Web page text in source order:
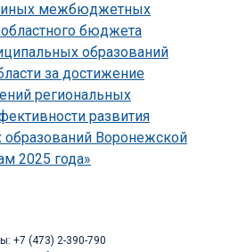
иных межбюджетных
бюджета
образований
за достижение
региональных
развития
Воронежской
2025 года»
+7 (473) 2-390-790